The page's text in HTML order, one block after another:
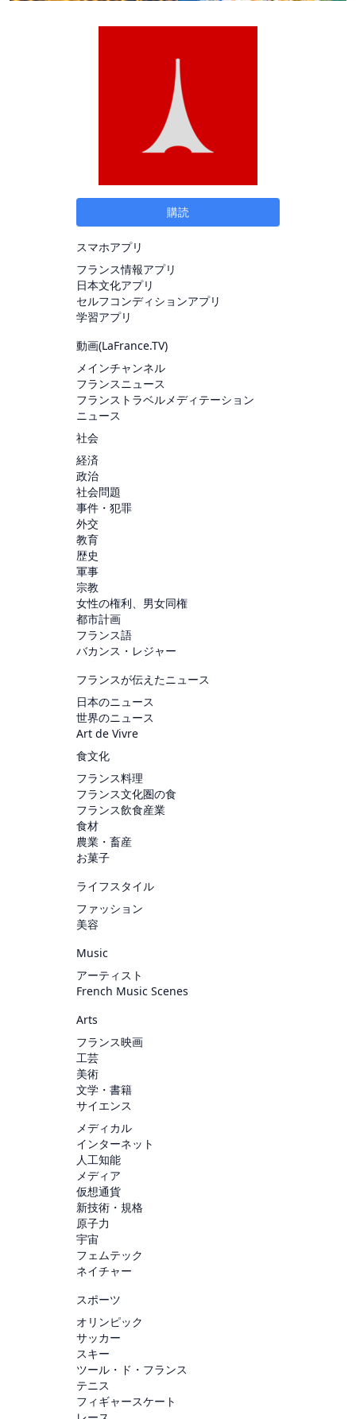
購読
スマホアプリ
フランス情報アプリ
日本文化アプリ
セルフコンディションアプリ
学習アプリ
動画(LaFrance.TV)
メインチャンネル
フランスニュース
フランストラベルメディテーション
ニュース
社会
経済
政治
社会問題
事件・犯罪
外交
教育
歴史
軍事
宗教
女性の権利、男女同権
都市計画
フランス語
バカンス・レジャー
フランスが伝えたニュース
日本のニュース
世界のニュース
Art de Vivre
食文化
フランス料理
フランス文化圏の食
フランス飲食産業
食材
農業・畜産
お菓子
ライフスタイル
ファッション
美容
Music
アーティスト
French Music Scenes
Arts
フランス映画
工芸
美術
文学・書籍
サイエンス
メディカル
インターネット
人工知能
メディア
仮想通貨
新技術・規格
原子力
宇宙
フェムテック
ネイチャー
スポーツ
オリンピック
サッカー
スキー
ツール・ド・フランス
テニス
フィギャースケート